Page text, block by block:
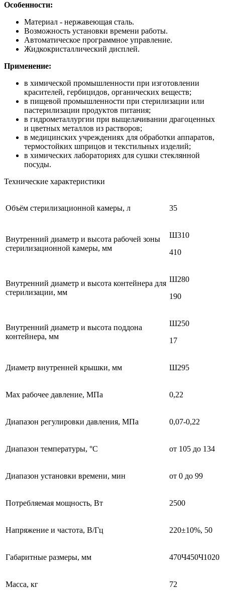
Особенности:
Материал - нержавеющая сталь.
Возможность установки времени работы.
Автоматическое программное управление.
Жидкокристаллический дисплей.
Применение:
в химической промышленности при изготовлении
красителей, гербицидов, органических веществ;
в пищевой промышленности при стерилизации или
пастерилизации продуктов питания;
в гидрометаллургии при выщелачивании драгоценных
и цветных металлов из растворов;
в медицинских учреждениях для обработки аппаратов,
термостойких шприцов и текстильных изделий;
в химических лабораториях для сушки стеклянной
посуды.
Технические характеристики
Объём стерилизационной камеры, л 35
Внутренний диаметр и высота рабочей зоны
стерилизационной камеры, мм
Ш310
410
Внутренний диаметр и высота контейнера для
стерилизации, мм
Ш280
190
Внутренний диаметр и высота поддона
контейнера, мм
Ш250
17
Диаметр внутренней крышки, мм Ш295
Max рабочее давление, МПа 0,22
Диапазон регулировки давления, МПа 0,07-0,22
Диапазон температуры, °С от 105 до 134
Диапазон установки времени, мин от 0 до 99
Потребляемая мощность, Вт 2500
Напряжение и частота, В/Гц 220±10%, 50
Габаритные размеры, мм 470Ч450Ч1020
Масса, кг 72